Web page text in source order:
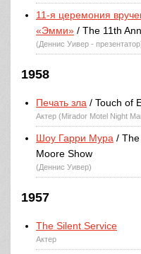
11-я церемония
«Эмми» / The 11th
(Деннис Уивер -
1958
Печать зла / Touch of
Актер (Mirador Motel Night
Шоу Гарри Мура /
Moore Show
(Деннис Уивер)
1957
The Silent Service
Актер